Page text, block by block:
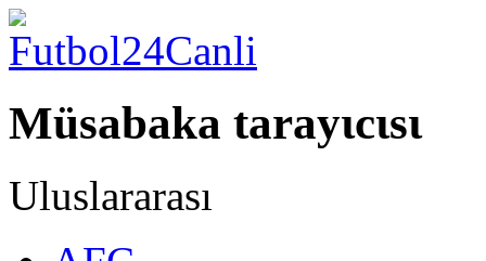
Müsabaka tarayιcιsι
Uluslararası